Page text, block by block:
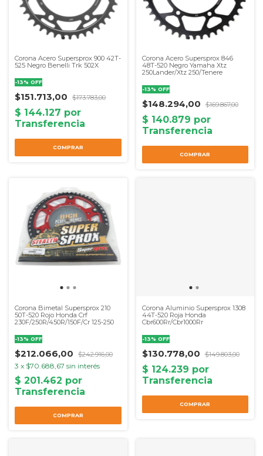
Corona Acero Supersprox 900 42T-
525 Negro Benelli Trk 502X
-13% OFF
$151.713,00 $173.783,00
Corona Acero Supersprox 846
48T-520 Negro Yamaha Xtz
250Lander/Xtz 250/Tenere
-13% OFF
$148.294,00 $169.867,00
Corona Bimetal Supersprox 210
50T-520 Rojo Honda Crf
230F/250R/450R/150F/Cr 125-250
-13% OFF
$212.066,00 $242.916,00
3 x $70.688,67 sin interés
Corona Aluminio Supersprox 1308
44T-520 Roja Honda
Cbr600Rr/Cbr1000Rr
-13% OFF
$130.778,00 $149.803,00